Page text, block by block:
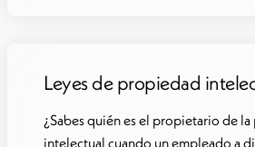
Leyes de propiedad
¿Sabes quién es el propietario de
intelectual cuando un empleado a